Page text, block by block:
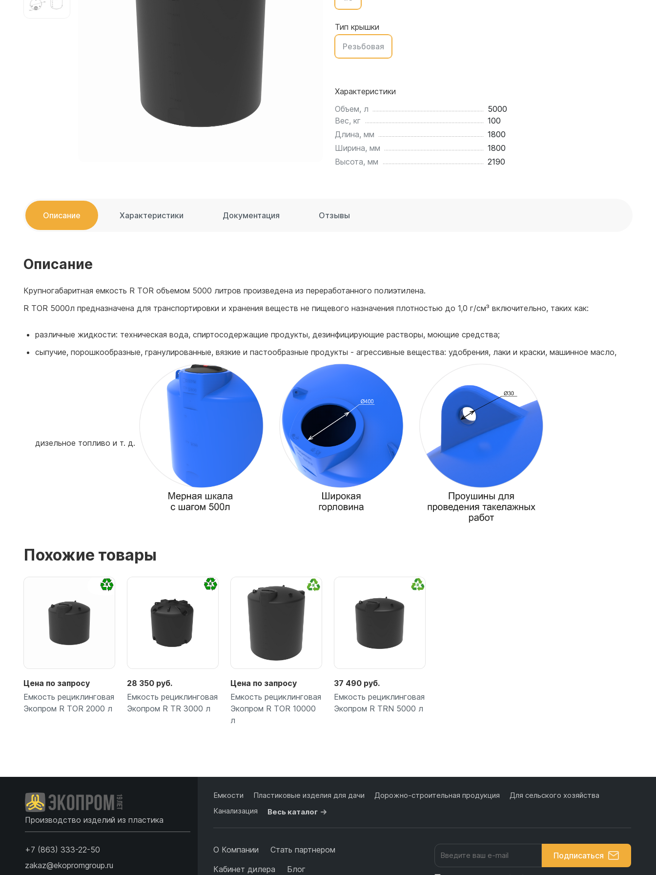
Емкости для воды 4500 литров
Емкости для воды 4000 литров
Емкости для воды 3000 литров
Емкости для воды 2500 литров
Емкости для воды 2000 литров
Емкости для воды 1500 литров
Емкости для воды 1000 литров
Емкости для воды 750 литров
Емкости для воды 600 литров
Емкости для воды 500 литров
Емкости для воды 75 литров
ЦКТ для ферментации
Тип крышки
Резьбовая
Характеристики
Объем, л
5000
Вес, кг
100
Длина, мм
1800
Ширина, мм
1800
Высота, мм
2190
Описание Характеристики Документация Отзывы
Описание
Крупногабаритная емкость R TOR объемом 5000 литров произведена из переработанного полиэтилена.
R ТOR 5000л предназначена для транспортировки и хранения веществ не пищевого назначения плотностью до 1,0 г/см³ включительно, таких как:
различные жидкости: техническая вода, спиртосодержащие продукты, дезинфицирующие растворы, моющие средства;
сыпучие, порошкообразные, гранулированные, вязкие и пастообразные продукты - агрессивные вещества: удобрения, лаки и краски, машинное масло,
дизельное топливо и т. д.
Похожие товары
Цена по запросу
Емкость рециклинговая
Экопром R TOR 2000 л
28 350 руб.
Емкость рециклинговая
Экопром R TR 3000 л
Цена по запросу
Емкость рециклинговая
Экопром R TOR 10000
л
37 490 руб.
Емкость рециклинговая
Экопром R TRN 5000 л
Производство изделий из пластика
+7 (863) 333-22-50
zakaz@ekopromgroup.ru
Емкости Пластиковые изделия для дачи Дорожно-строительная продукция
Для сельского хозяйства
Канализация
Весь каталог
О Компании
Стать партнером
Кабинет дилера
Блог
Подписаться